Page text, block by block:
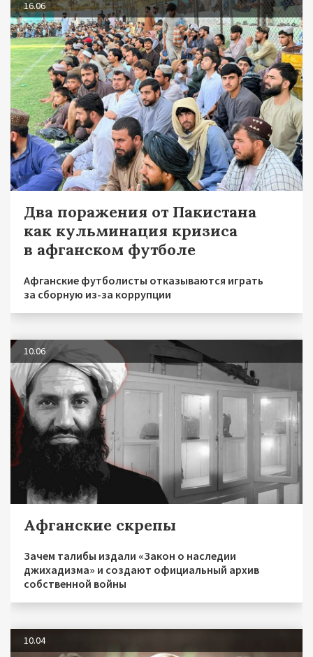
16.06
Два поражения от Пакистана
как кульминация кризиса
в афганском футболе
Афганские футболисты отказываются играть
за сборную из-за коррупции
10.06
Афганские скрепы
Зачем талибы издали «Закон о наследии
джихадизма» и создают официальный архив
собственной войны
10.04